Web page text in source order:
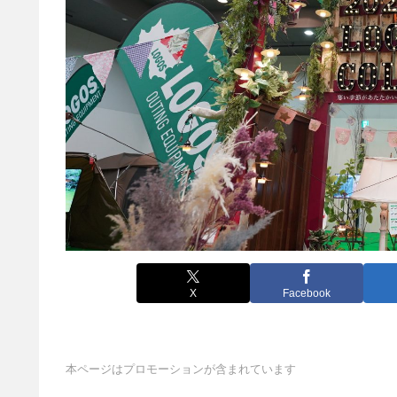
X Facebook
本ページはプロモーションが含まれています